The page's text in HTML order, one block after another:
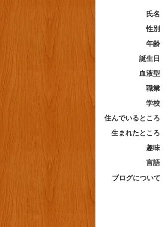
氏名
性別
年齢
誕生日
血液型
職業
学校
住んでいるところ
生まれたところ
趣味
言語
ブログについて